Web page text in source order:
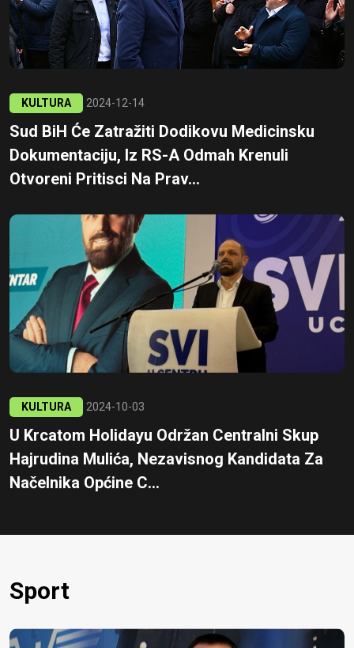
KULTURA 2024-12-14
Sud BiH Će Zatražiti Dodikovu Medicinsku
Dokumentaciju, Iz RS-A Odmah Krenuli
Otvoreni Pritisci Na Prav...
KULTURA 2024-10-03
U Krcatom Holidayu Održan Centralni Skup
Hajrudina Mulića, Nezavisnog Kandidata Za
Načelnika Općine C...
Sport